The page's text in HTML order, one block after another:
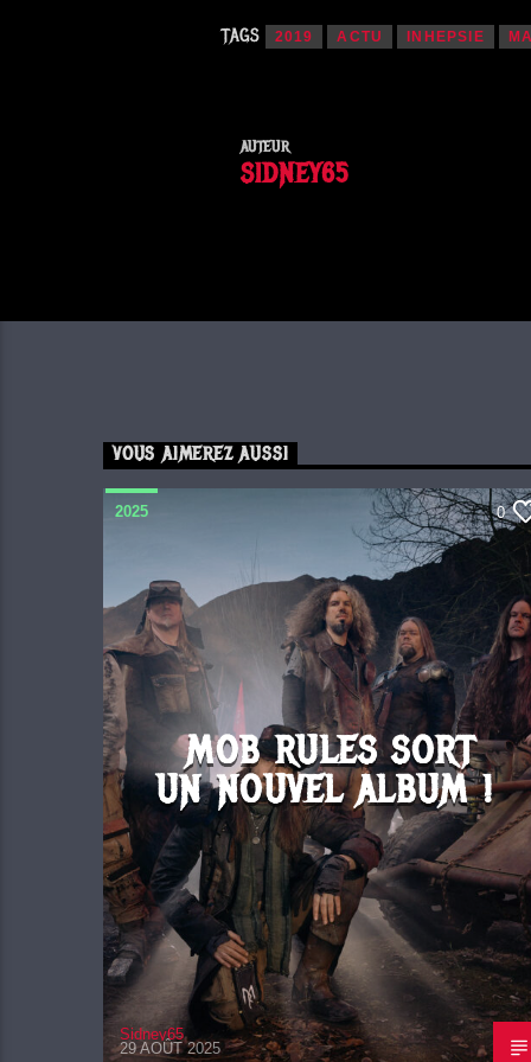
TAGS 2019 ACTU INHEPSIE
AUTEUR
SIDNEY65
VOUS AIMEREZ AUSSI
2025 0
MOB RULES SORT
UN NOUVEL ALBUM !
Sidney65
29 AOÛT 2025